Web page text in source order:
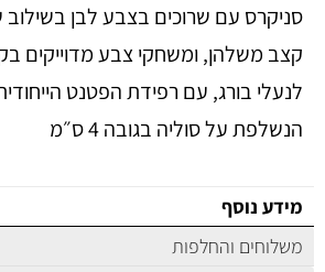
סניקרס עם שרוכים בצבע לבן בשילוב
קצב משלהן, ומשחקי צבע מדוייקים
הנשלפת על סוליה בגובה 4 ס״מ
מידע נוסף
משלוחים והחלפות